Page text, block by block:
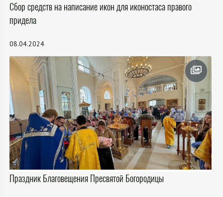
Сбор средств на написание икон для иконостаса правого
придела
08.04.2024
Праздник Благовещения Пресвятой Богородицы